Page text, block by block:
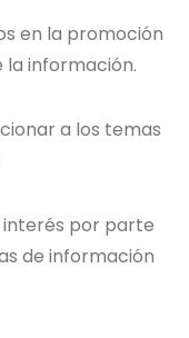
en la promoción
información.
a los temas
interés por parte
de información